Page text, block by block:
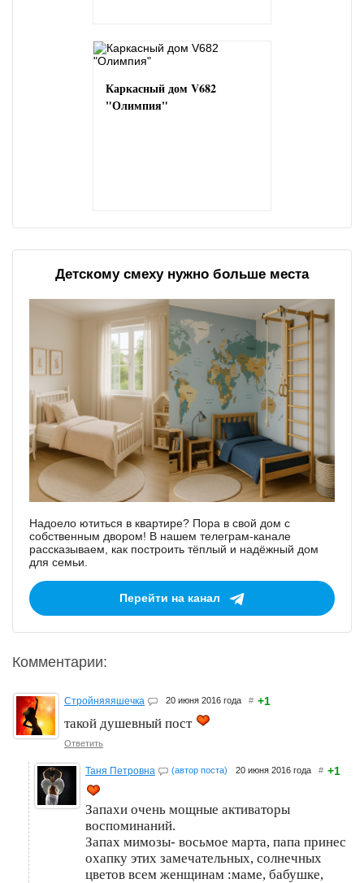
Каркасный дом V682
"Олимпия"
Детскому смеху нужно больше места
Надоело ютиться в квартире? Пора в свой дом с
собственным двором! В нашем телеграм-канале
рассказываем, как построить тёплый и надёжный дом
для семьи.
Перейти на канал
Комментарии:
Стройняяяшечка 20 июня 2016 года # +1
такой душевный пост
Ответить
Таня Петровна (автор поста) 20 июня 2016 года # +1
Запахи очень мощные активаторы
воспоминаний.
Запах мимозы- восьмое марта, папа принес
охапку этих замечательных, солнечных
цветов всем женщинам :маме, бабушке,